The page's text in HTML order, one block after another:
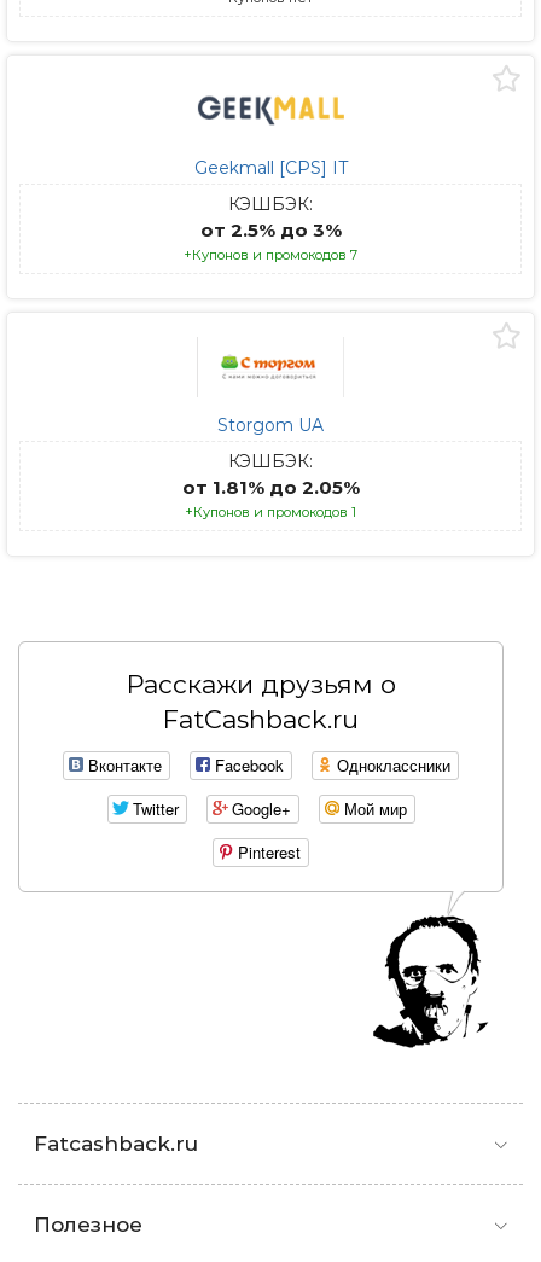
Geekmall [CPS] IT
КЭШБЭК:
от 2.5% до 3%
+Купонов и промокодов 7
Storgom UA
КЭШБЭК:
от 1.81% до 2.05%
+Купонов и промокодов 1
Расскажи друзьям о
FatCashback.ru
Вконтакте Facebook
Одноклассники
Twitter
Google+
Мой мир
Pinterest
Fatcashback.ru
Полезное